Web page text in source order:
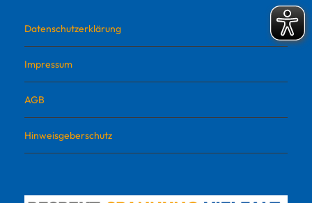
Datenschutzerklärung
Impressum
AGB
Hinweisgeberschutz